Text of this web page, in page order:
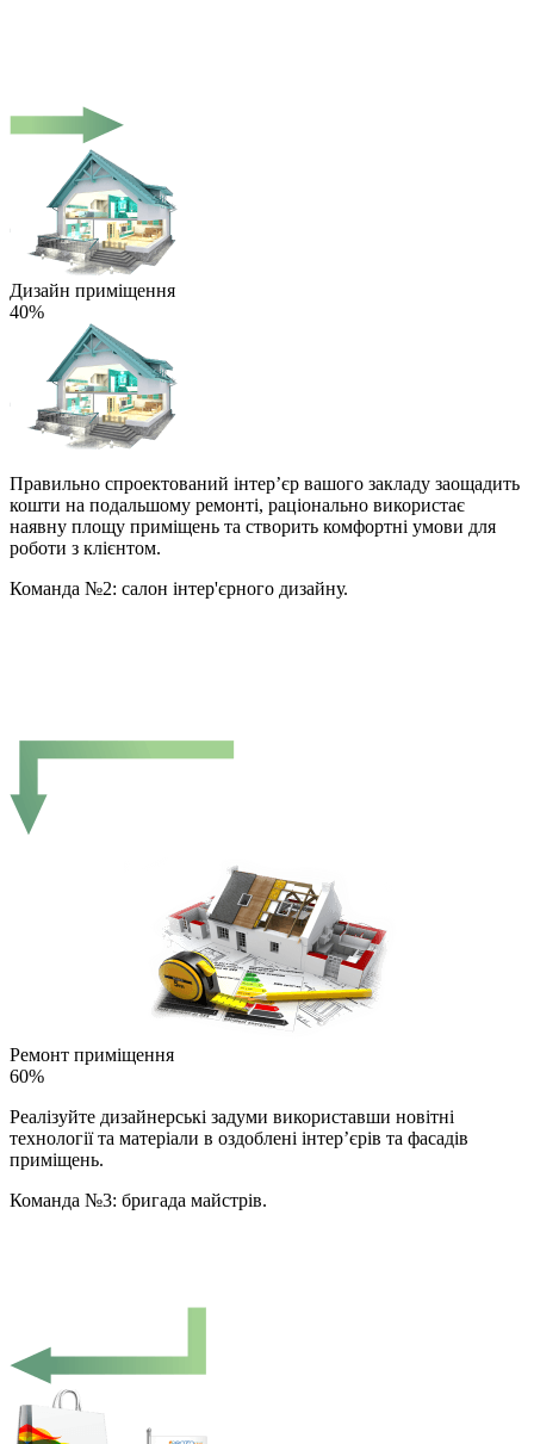
Дизайн приміщення
40%
Правильно спроектований інтер’єр вашого закладу заощадить
кошти на подальшому ремонті, раціонально використає
наявну площу приміщень та створить комфортні умови для
роботи з клієнтом.
Команда №2: салон інтер'єрного дизайну.
Ремонт приміщення
60%
Реалізуйте дизайнерські задуми використавши новітні
технології та матеріали в оздоблені інтер’єрів та фасадів
приміщень.
Команда №3: бригада майстрів.